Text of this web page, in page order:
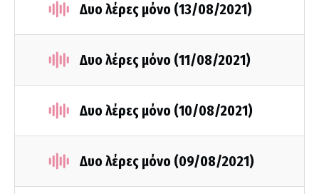
Δυο λέρες μόνο (13/08/2021)
Δυο λέρες μόνο (11/08/2021)
Δυο λέρες μόνο (10/08/2021)
Δυο λέρες μόνο (09/08/2021)